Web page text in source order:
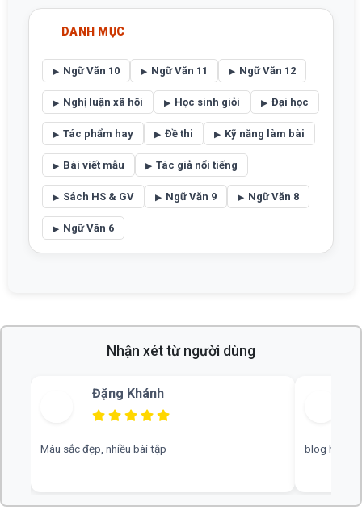
DANH MỤC
Ngữ Văn 10 Ngữ Văn 11 Ngữ Văn 12
Nghị luận xã hội Học sinh giỏi Đại học
Tác phẩm hay Đề thi Kỹ năng làm bài
Bài viết mẫu Tác giả nổi tiếng
Sách HS & GV Ngữ Văn 9 Ngữ Văn 8
Ngữ Văn 6
Nhận xét từ người dùng
Bùi Thu
blog hay, chuyên nghiệp, rất mong nhiều đáp án hơn web hay,